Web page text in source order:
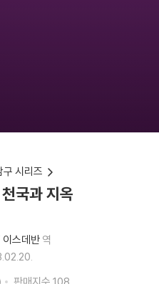
구 시리즈
국과 지옥
이스데반 역